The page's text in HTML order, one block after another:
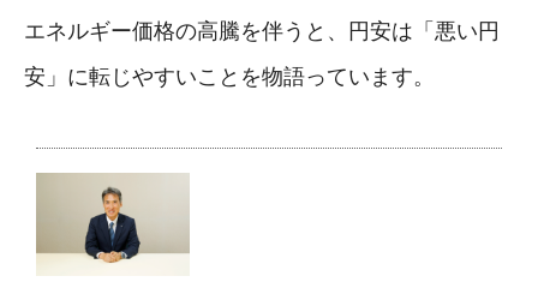
エネルギー価格の高騰を伴うと、円安は「悪い円
安」に転じやすいことを物語っています。